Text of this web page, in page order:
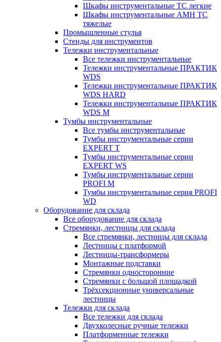
Шкафы инструментальные ТС легкие
Шкафы инструментальные AMH TC
тяжелые
Промышленные стулья
Стенды для инструментов
Тележки инструментальные
Все тележки инструментальные
Тележки инструментальные ПРАКТИК
WDS
Тележки инструментальные ПРАКТИК
WDS HARD
Тележки инструментальные ПРАКТИК
WDS M
Тумбы инструментальные
Все тумбы инструментальные
Тумбы инструментальные серии
EXPERT T
Тумбы инструментальные серии
EXPERT WS
Тумбы инструментальные серии
PROFI M
Тумбы инструментальные серия PROFI
WD
Оборудование для склада
Все оборудование для склада
Стремянки, лестницы для склада
Все стремянки, лестницы для склада
Лестницы с платформой
Лестницы-трансформеры
Монтажные подставки
Стремянки односторонние
Стремянки с большой площадкой
Трёхсекционные универсальные
лестницы
Тележки для склада
Все тележки для склада
Двухколесные ручные тележки
Платформенные тележки